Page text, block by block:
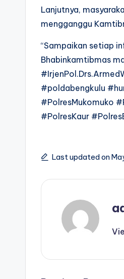
Lanjutnya,
mengganggu
“Sampaikan setiap
Bhabinkamtibmas
#poldabengkulu
#PolresMukomuko
#PolresKaur
Last updated on